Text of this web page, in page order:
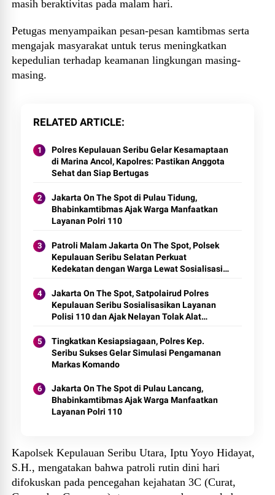
masih beraktivitas pada malam hari.
Petugas menyampaikan pesan-pesan kamtibmas serta
mengajak masyarakat untuk terus meningkatkan
kepedulian terhadap keamanan lingkungan masing-
masing.
RELATED ARTICLE
Polres Kepulauan Seribu Gelar Kesamaptaan
di Marina Ancol, Kapolres: Pastikan Anggota
Sehat dan Siap Bertugas
Jakarta On The Spot di Pulau Tidung,
Bhabinkamtibmas Ajak Warga Manfaatkan
Layanan Polri 110
Patroli Malam Jakarta On The Spot, Polsek
Kepulauan Seribu Selatan Perkuat
Kedekatan dengan Warga Lewat Sosialisasi
Jakarta On The Spot, Satpolairud Polres
Kepulauan Seribu Sosialisasikan Layanan
Polisi 110 dan Ajak Nelayan Tolak Alat
Tingkatkan Kesiapsiagaan, Polres Kep.
Seribu Sukses Gelar Simulasi Pengamanan
Markas Komando
Jakarta On The Spot di Pulau Lancang,
Bhabinkamtibmas Ajak Warga Manfaatkan
Layanan Polri 110
Kapolsek Kepulauan Seribu Utara, Iptu Yoyo Hidayat,
S.H., mengatakan bahwa patroli rutin dini hari
difokuskan pada pencegahan kejahatan 3C (Curat,